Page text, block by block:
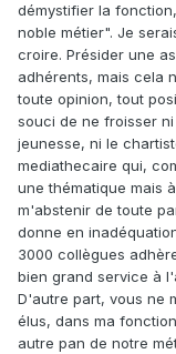
démystifier la
noble métier". Je
croire. Présider une
adhérents, mais cela
toute opinion, tout
souci de ne froisser
jeunesse, ni le
mediathecaire qui,
une thématique mais
m'abstenir de toute
donne en
3000 collègues
bien grand service à
D'autre part, vous ne
élus, dans ma
autre pan de notre